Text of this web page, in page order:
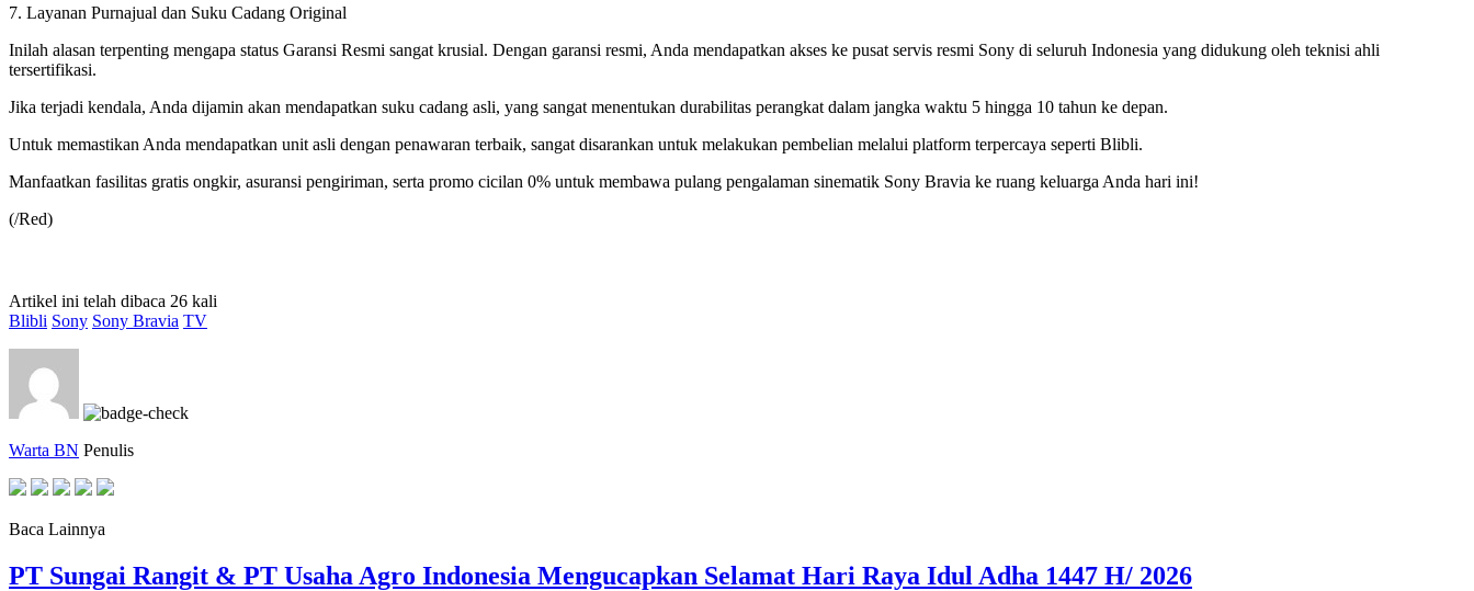
7. Layanan Purnajual dan Suku Cadang Original
Inilah alasan terpenting mengapa status Garansi Resmi sangat krusial. Dengan garansi resmi, Anda mendapatkan akses ke pusat servis resmi Sony di seluruh Indonesia yang didukung oleh teknisi ahli
tersertifikasi.
Jika terjadi kendala, Anda dijamin akan mendapatkan suku cadang asli, yang sangat menentukan durabilitas perangkat dalam jangka waktu 5 hingga 10 tahun ke depan.
Untuk memastikan Anda mendapatkan unit asli dengan penawaran terbaik, sangat disarankan untuk melakukan pembelian melalui platform terpercaya seperti Blibli.
Manfaatkan fasilitas gratis ongkir, asuransi pengiriman, serta promo cicilan 0% untuk membawa pulang pengalaman sinematik Sony Bravia ke ruang keluarga Anda hari ini!
(/Red)
Artikel ini telah dibaca 26 kali
Blibli Sony Sony Bravia TV
Warta BN Penulis
Baca Lainnya
PT Sungai Rangit & PT Usaha Agro Indonesia Mengucapkan Selamat Hari Raya Idul Adha 1447 H/ 2026